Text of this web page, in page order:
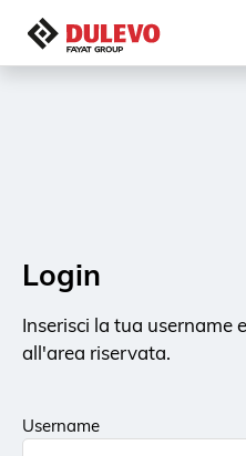
Login
Inserisci la tua username
all'area riservata.
Username